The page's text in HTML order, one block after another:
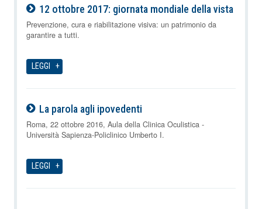
12 ottobre 2017: giornata mondiale della vista
06-08-2026
Prevenzione, cura e riabilitazione visiva: un patrimonio da
garantire a tutti.
LEGGI
La parola agli ipovedenti
06-08-2026
Roma, 22 ottobre 2016, Aula della Clinica Oculistica -
Università Sapienza-Policlinico Umberto I.
LEGGI